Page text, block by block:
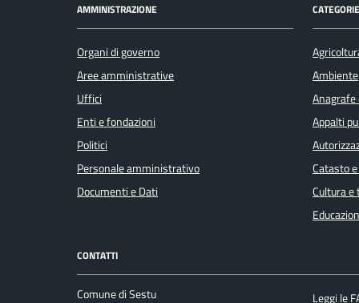
AMMINISTRAZIONE
Organi di governo
Aree amministrative
Uffici
Enti e fondazioni
Politici
Personale amministrativo
Documenti e Dati
Ambiente
Appalti
Catasto
Cultura e
CONTATTI
Comune di Sestu
Leggi le